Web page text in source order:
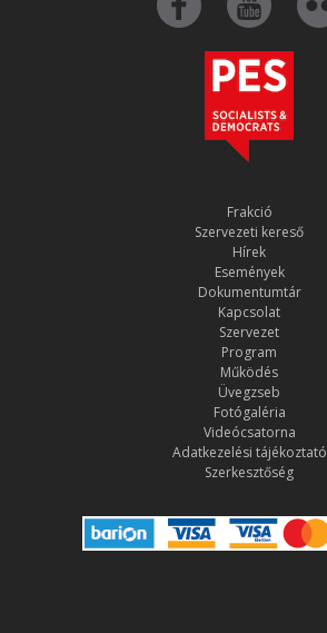
Frakció
Szervezeti kereső
Hírek
Események
Dokumentumtár
Kapcsolat
Szervezet
Program
Működés
Üvegzseb
Fotógaléria
Videócsatorna
Adatkezelési tájékoztató
Szerkesztőség